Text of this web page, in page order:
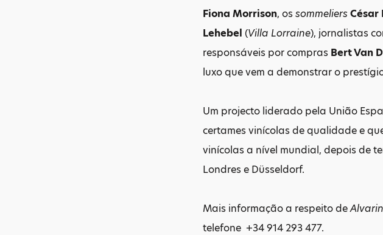
Fiona Morrison, ossommeliers César
Lehebel (Villa Lorraine), jornalistas
responsáveis por compras Bert Van
luxo que vem a demonstrar o
Um projecto liderado pela União
certames vinícolas de qualidade e
vinícolas a nível mundial, depois de
Londres e Düsseldorf.
Mais informação a respeito de
telefone +34 914 293 477.